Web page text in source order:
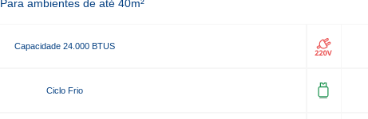
Para ambientes de até 40m²
Capacidade 24.000 BTUS
Ciclo Frio